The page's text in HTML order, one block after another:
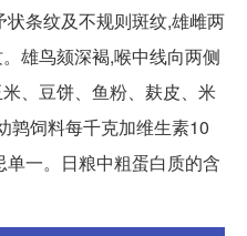
条纹及不规则斑纹,雄雌两
雄鸟颏深褐,喉中线向两侧
、豆饼、鱼粉、麸皮、米
鹑饲料每千克加维生素10
一。日粮中粗蛋白质的含